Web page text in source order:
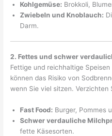
Kohlgemüse: Brokkoli,
Zwiebeln und Knoblauch:
Darm.
2. Fettes und schwer
Fettige und reichhaltige
können das Risiko von
wenn Sie viel sitzen. Verzichten
Fast Food: Burger, Pommes
Schwer verdauliche
fette Käsesorten.